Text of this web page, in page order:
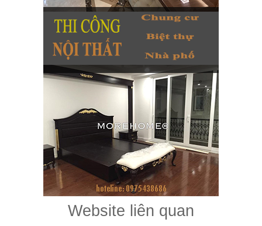
Website liên quan